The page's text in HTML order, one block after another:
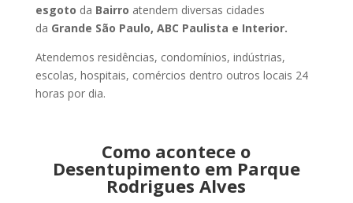
esgoto da Bairro atendem diversas cidades
da Grande São Paulo, ABC Paulista e Interior.
Atendemos residências, condomínios, indústrias,
escolas, hospitais, comércios dentro outros locais 24
horas por dia.
Como acontece o
Desentupimento em Parque
Rodrigues Alves